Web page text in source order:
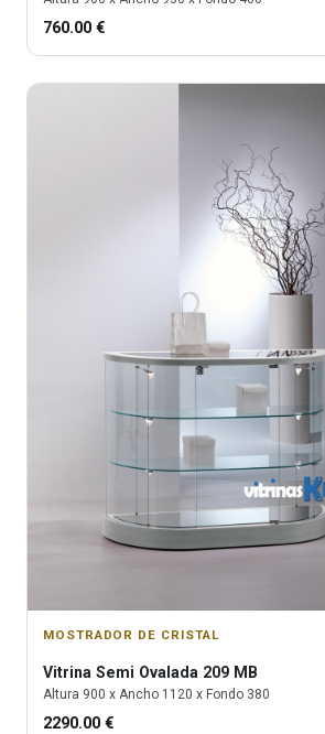
760.00 €
MOSTRADOR DE CRISTAL
Vitrina Semi Ovalada 209 MB
Altura 900 x Ancho 1120 x Fondo 380
2290.00 €